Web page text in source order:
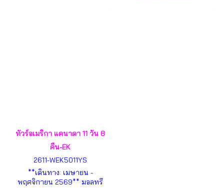
ทัวร์อเมริกา แคนาดา 11 วัน 8
คืน-EK
2611-WEK5011YS
**เดินทาง: เมษายน -
พฤศจิกายน 2569** มอลทรี